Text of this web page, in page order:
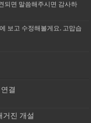
되면 말씀해주시면 감사하
보고 수정해볼게요. 고맙습
결
거진 개설